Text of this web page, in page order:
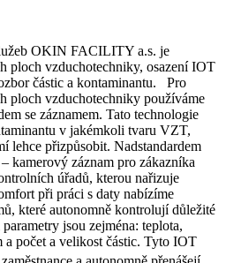
OKIN FACILITY a.s. je
ploch vzduchotechniky, osazení IOT
částic a kontaminantu. Pro
ploch vzduchotechniky používáme
se záznamem. Tato technologie
v jakémkoli tvaru VZT,
lehce přizpůsobit. Nadstandardem
kamerový záznam pro zákazníka
úřadů, kterou nařizuje
při práci s daty nabízíme
které autonomně kontrolují důležité
jsou zejména: teplota,
a počet a velikost částic. Tyto IOT